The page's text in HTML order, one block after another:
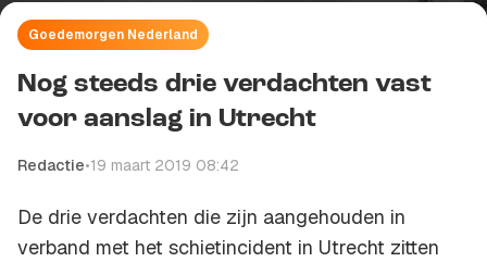
Goedemorgen Nederland
Nog steeds drie verdachten vast
voor aanslag in Utrecht
Redactie•19 maart 2019 08:42
De drie verdachten die zijn aangehouden in
verband met het schietincident in Utrecht zitten